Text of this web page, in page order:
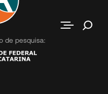
de pesquisa: